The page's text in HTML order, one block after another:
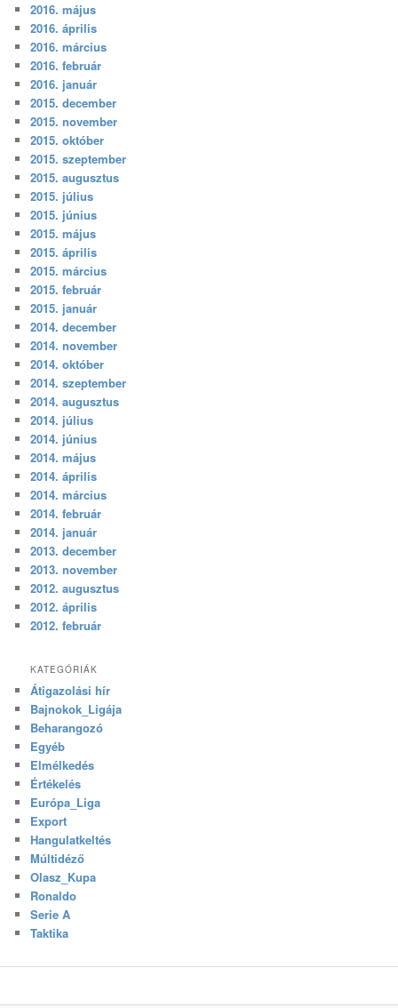
2016. május
2016. április
2016. március
2016. február
2016. január
2015. december
2015. november
2015. október
2015. szeptember
2015. augusztus
2015. július
2015. június
2015. május
2015. április
2015. március
2015. február
2015. január
2014. december
2014. november
2014. október
2014. szeptember
2014. augusztus
2014. július
2014. június
2014. május
2014. április
2014. március
2014. február
2014. január
2013. december
2013. november
2012. augusztus
2012. április
2012. február
KATEGÓRIÁK
Átigazolási hír
Bajnokok_Ligája
Beharangozó
Egyéb
Elmélkedés
Értékelés
Európa_Liga
Export
Hangulatkeltés
Múltidéző
Olasz_Kupa
Ronaldo
Serie A
Taktika